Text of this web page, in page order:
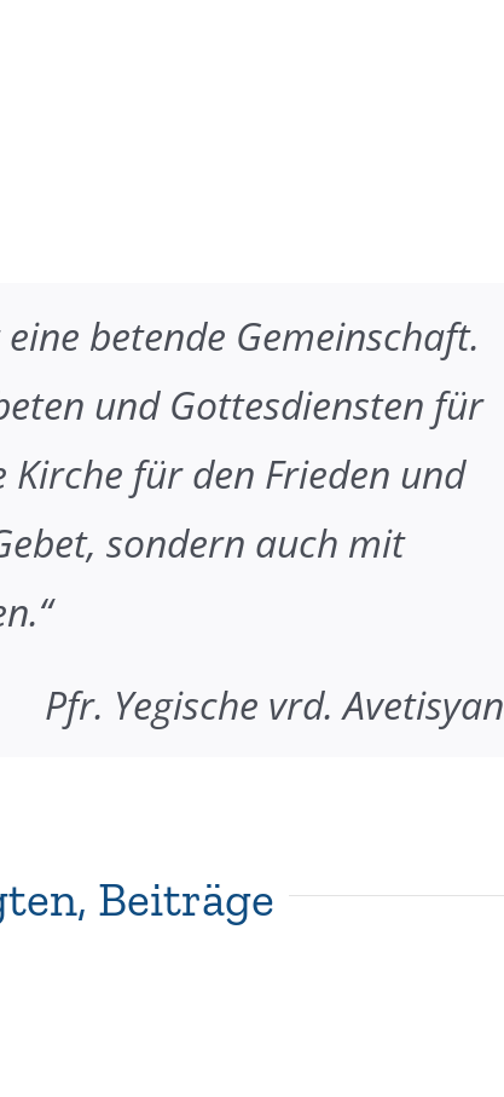
betende Gemeinschaft.
und Gottesdiensten für
für den Frieden und
sondern auch mit
Pfr. Yegische vrd. Avetisyan
Beiträge